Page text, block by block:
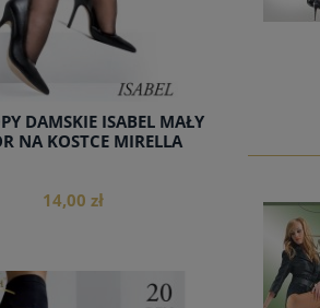
DAMSKIE ISABEL MAŁY
NA KOSTCE MIRELLA
14,00 zł